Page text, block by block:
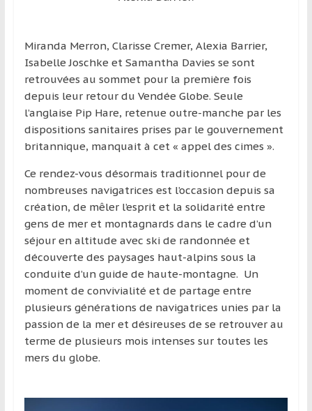
pays
d’une
région
Miranda Merron, Clarisse Cremer, Alexia Barrier,
Isabelle Joschke et Samantha Davies se sont
retrouvées au sommet pour la première fois
depuis leur retour du Vendée Globe. Seule
l’anglaise Pip Hare, retenue outre-manche par les
dispositions sanitaires prises par le gouvernement
britannique, manquait à cet « appel des cimes ».
Ce rendez-vous désormais traditionnel pour de
nombreuses navigatrices est l’occasion depuis sa
création, de mêler l’esprit et la solidarité entre
gens de mer et montagnards dans le cadre d’un
séjour en altitude avec ski de randonnée et
découverte des paysages haut-alpins sous la
conduite d’un guide de haute-montagne. Un
moment de convivialité et de partage entre
plusieurs générations de navigatrices unies par la
passion de la mer et désireuses de se retrouver au
terme de plusieurs mois intenses sur toutes les
mers du globe.